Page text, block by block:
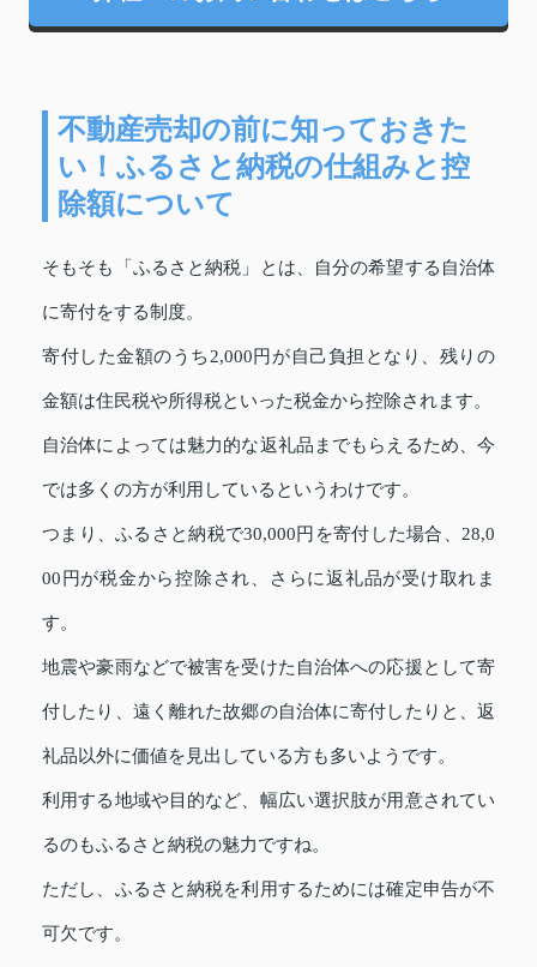
不動産売却の前に知っておきた
い！ふるさと納税の仕組みと控
除額について
そもそも「ふるさと納税」とは、自分の希望する自治体
に寄付をする制度。
寄付した金額のうち2,000円が自己負担となり、残りの
金額は住民税や所得税といった税金から控除されます。
自治体によっては魅力的な返礼品までもらえるため、今
では多くの方が利用しているというわけです。
つまり、ふるさと納税で30,000円を寄付した場合、28,0
00円が税金から控除され、さらに返礼品が受け取れま
す。
地震や豪雨などで被害を受けた自治体への応援として寄
付したり、遠く離れた故郷の自治体に寄付したりと、返
礼品以外に価値を見出している方も多いようです。
利用する地域や目的など、幅広い選択肢が用意されてい
るのもふるさと納税の魅力ですね。
ただし、ふるさと納税を利用するためには確定申告が不
可欠です。